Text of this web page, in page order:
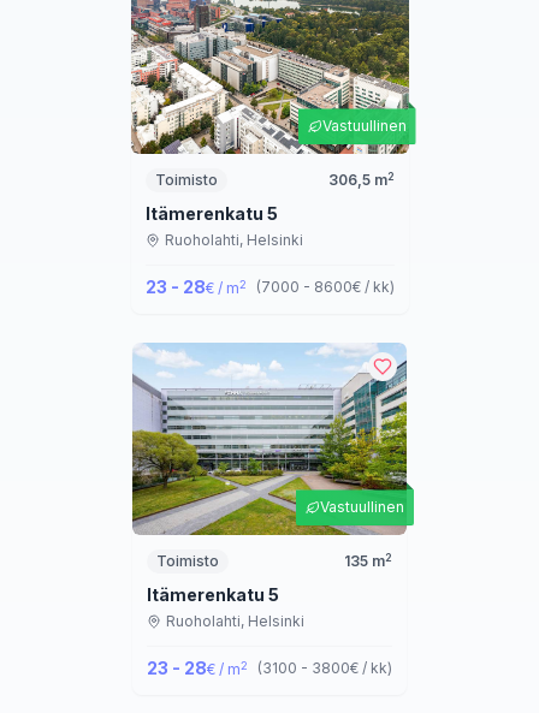
Vastuullinen
Toimisto 306,5m2
Itämerenkatu 5
Ruoholahti, Helsinki
23 - 28€ / m2 (7000 - 8600€ / kk)
Vastuullinen
Toimisto 135 m2
Itämerenkatu 5
Ruoholahti, Helsinki
23 - 28€ / m2 (3100 - 3800€ / kk)